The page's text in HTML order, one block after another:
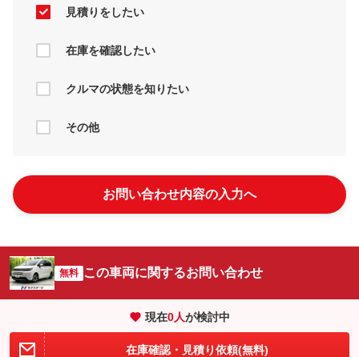
見積りをしたい
在庫を確認したい
クルマの状態を知りたい
その他
お問い合わせ内容の入力へ
無料 この車両に関するお問い合わせ
現在0人が検討中
在庫確認・見積り依頼(無料)